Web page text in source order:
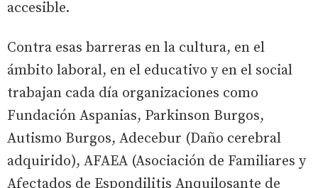
accesible.
Contra esas barreras en la cultura, en el
ámbito laboral, en el educativo y en el social
trabajan cada día organizaciones como
Fundación Aspanias, Parkinson Burgos,
Autismo Burgos, Adecebur (Daño cerebral
adquirido), AFAEA (Asociación de Familiares y
Afectados de Espondilitis Anquilosante de